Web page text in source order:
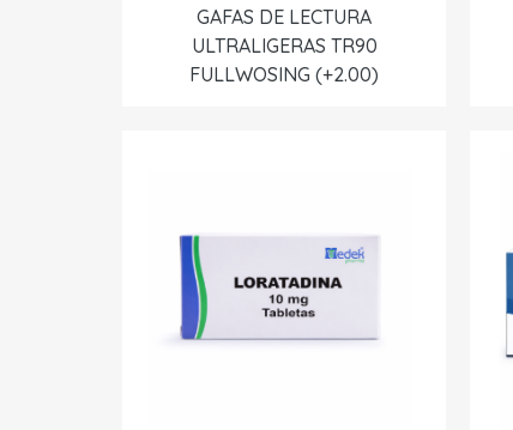
GAFAS DE LECTURA
ULTRALIGERAS TR90
FULLWOSING (+2.00)